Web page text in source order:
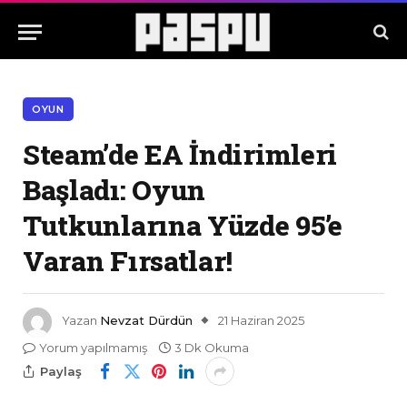
OYUN
Steam’de EA İndirimleri
Başladı: Oyun
Tutkunlarına Yüzde 95’e
Varan Fırsatlar!
Yazan Nevzat Dürdün
21 Haziran 2025
Yorum yapılmamış
3 Dk Okuma
Paylaş